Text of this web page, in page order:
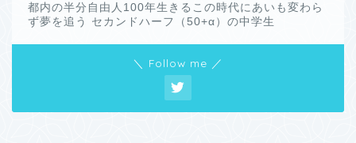
都内の半分自由人100年生きるこの時代にあいも変わら
ず夢を追う セカンドハーフ（50+α）の中学生
＼ Follow me ／